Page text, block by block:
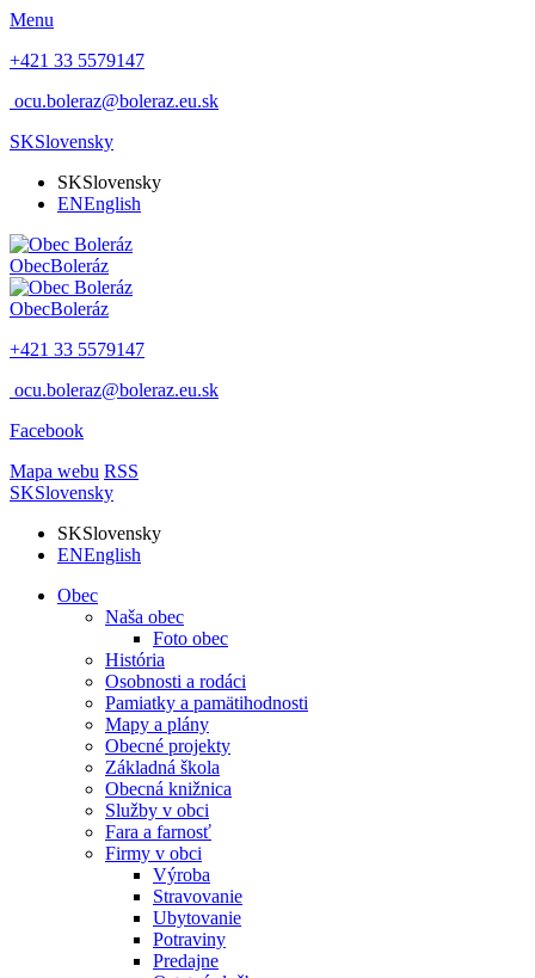
Menu
+421 33 5579147
ocu.boleraz@boleraz.eu.sk
SKSlovensky
SKSlovensky
ENEnglish
ObecBoleráz
ObecBoleráz
+421 33 5579147
ocu.boleraz@boleraz.eu.sk
Facebook
Mapa webu RSS
SKSlovensky
SKSlovensky
ENEnglish
Obec
Naša obec
Foto obec
História
Osobnosti a rodáci
Pamiatky a pamätihodnosti
Mapy a plány
Obecné projekty
Základná škola
Obecná knižnica
Služby v obci
Fara a farnosť
Firmy v obci
Výroba
Stravovanie
Ubytovanie
Potraviny
Predajne